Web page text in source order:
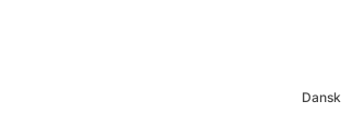
Dansk